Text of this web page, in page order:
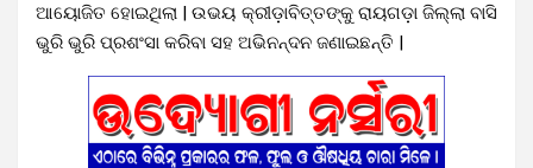
ଆୟୋଜିତ ହୋଇଥିଲା | ଉଭୟ କ୍ରୀଡ଼ାବିତ୍ତଙ୍କୁ ରାୟଗଡ଼ା ଜିଲ୍ଲା ବାସି
ଭୁରି ଭୁରି ପ୍ରଶଂସା କରିବା ସହ ଅଭିନନ୍ଦନ ଜଣାଇଛନ୍ତି |